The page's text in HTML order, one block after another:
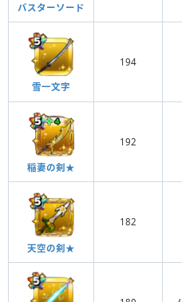
バスターソード
雪一文字
194
稲妻の剣★
192
天空の剣★
182